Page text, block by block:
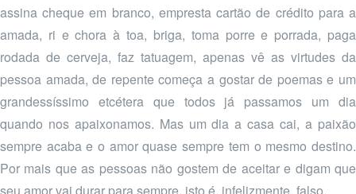
assina cheque em branco, empresta cartão de crédito para a
amada, ri e chora à toa, briga, toma porre e porrada, paga
rodada de cerveja, faz tatuagem, apenas vê as virtudes da
pessoa amada, de repente começa a gostar de poemas e um
grandessíssimo etcétera que todos já passamos um dia
quando nos apaixonamos. Mas um dia a casa cai, a paixão
sempre acaba e o amor quase sempre tem o mesmo destino.
Por mais que as pessoas não gostem de aceitar e digam que
seu amor vai durar para sempre, isto é, infelizmente, falso.